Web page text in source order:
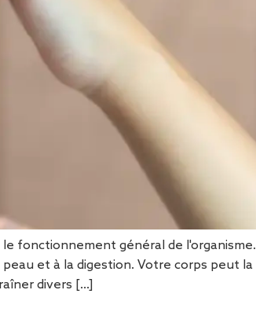
fonctionnement général de
et à la digestion. Votre corps peut
divers […]